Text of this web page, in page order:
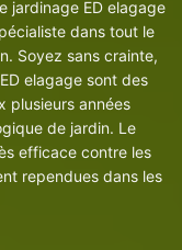
jardinage ED elagage
dans tout le
Soyez sans crainte,
elagage sont des
plusieurs années
de jardin. Le
efficace contre les
rependues dans les